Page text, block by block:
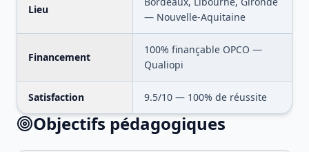
Lieu
— Nouvelle-Aquitaine
Financement
100% finançable OPCO —
Qualiopi
Satisfaction 9.5/10 — 100% de réussite
Objectifs pédagogiques